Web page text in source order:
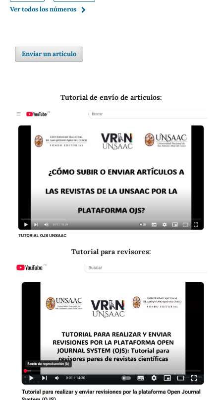
Ver todos los números
Enviar un artículo
Tutorial de envío de artículos:
Tutorial para revisores: